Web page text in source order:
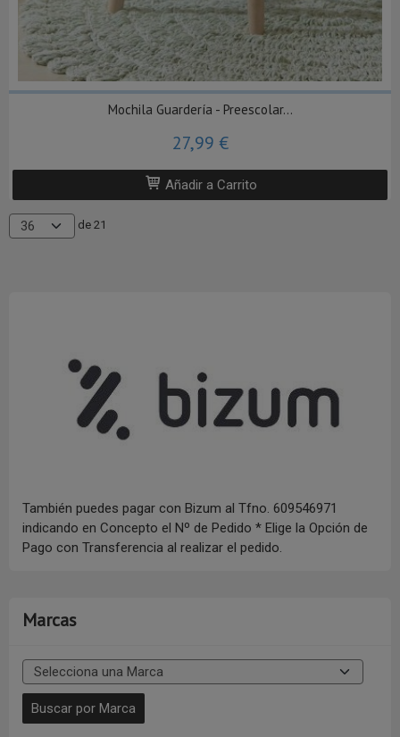
También puedes pagar con Bizum al Tfno. 609546971
indicando en Concepto el Nº de Pedido * Elige la Opción de
Pago con Transferencia al realizar el pedido.
Marcas
Mochila Guardería - Preescolar...
27,99 €
Añadir a Carrito
de 21